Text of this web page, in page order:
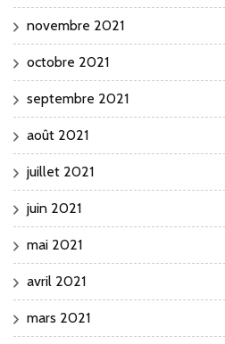
novembre 2021
octobre 2021
septembre 2021
août 2021
juillet 2021
juin 2021
mai 2021
avril 2021
mars 2021